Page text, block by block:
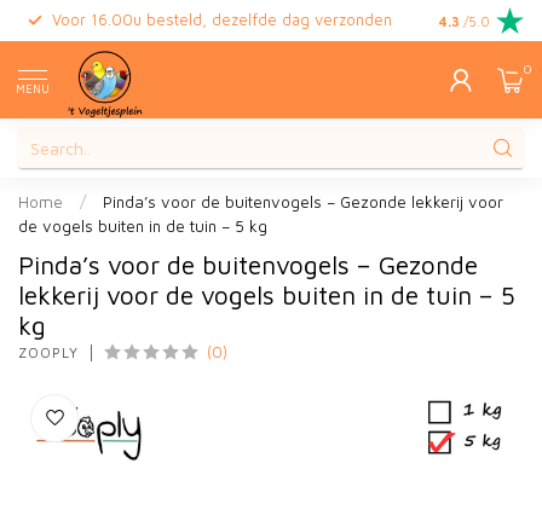
Voor 16.00u besteld, dezelfde dag verzonden Gratis
4.3 /5.0
MENU
0
Home /
Pinda’s voor de buitenvogels – Gezonde lekkerij voor
de vogels buiten in de tuin – 5 kg
Pinda’s voor de buitenvogels – Gezonde
lekkerij voor de vogels buiten in de tuin – 5
kg
ZOOPLY (0)